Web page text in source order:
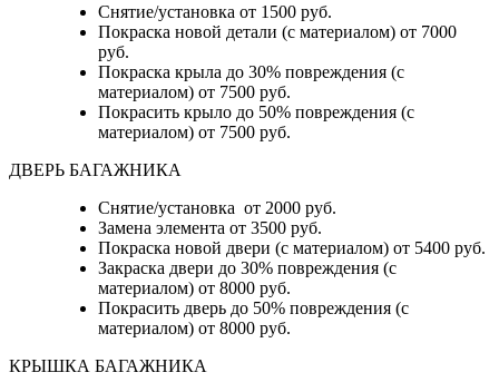
Снятие/установка от 1500 руб.
Покраска новой детали (с материалом) от 7000
руб.
Покраска крыла до 30% повреждения (с
материалом) от 7500 руб.
Покрасить крыло до 50% повреждения (с
материалом) от 7500 руб.
ДВЕРЬ БАГАЖНИКА
Снятие/установка от 2000 руб.
Замена элемента от 3500 руб.
Покраска новой двери (с материалом) от 5400 руб.
Закраска двери до 30% повреждения (с
материалом) от 8000 руб.
Покрасить дверь до 50% повреждения (с
материалом) от 8000 руб.
КРЫШКА БАГАЖНИКА